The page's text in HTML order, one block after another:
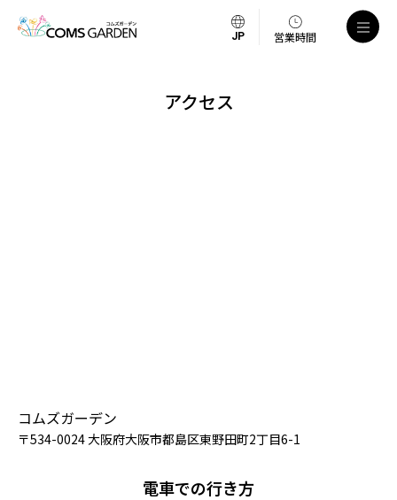
営業時間
アクセス
コムズガーデン
〒534-0024 大阪府大阪市都島区東野田町2丁目6-1
電車での行き方